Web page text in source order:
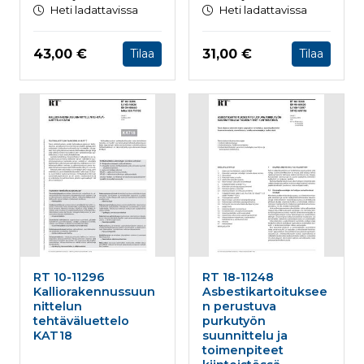
Heti ladattavissa
Hinta nyt
43,00 € Tilaa
Heti ladattavissa
Hinta nyt
31,00 € Tilaa
RT 10-11296
Kalliorakennussuun
nittelun
tehtäväluettelo
KAT18
RT 18-11248
Asbestikartoituksee
n perustuva
purkutyön
suunnittelu ja
toimenpiteet